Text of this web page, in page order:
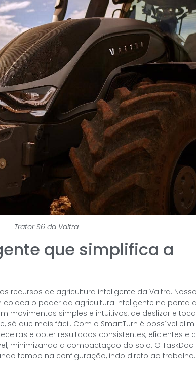
Trator S6 da Valtra
que simplifica a
recursos de agricultura inteligente da Valtra.
o poder da agricultura inteligente na ponta
movimentos simples e intuitivos, de deslizar e
que mais fácil. Com o SmartTurn é possível
e obter resultados consistentes, eficientes e
minimizando a compactação do solo. O TaskDoc
tempo na configuração, indo direto ao trabalho.